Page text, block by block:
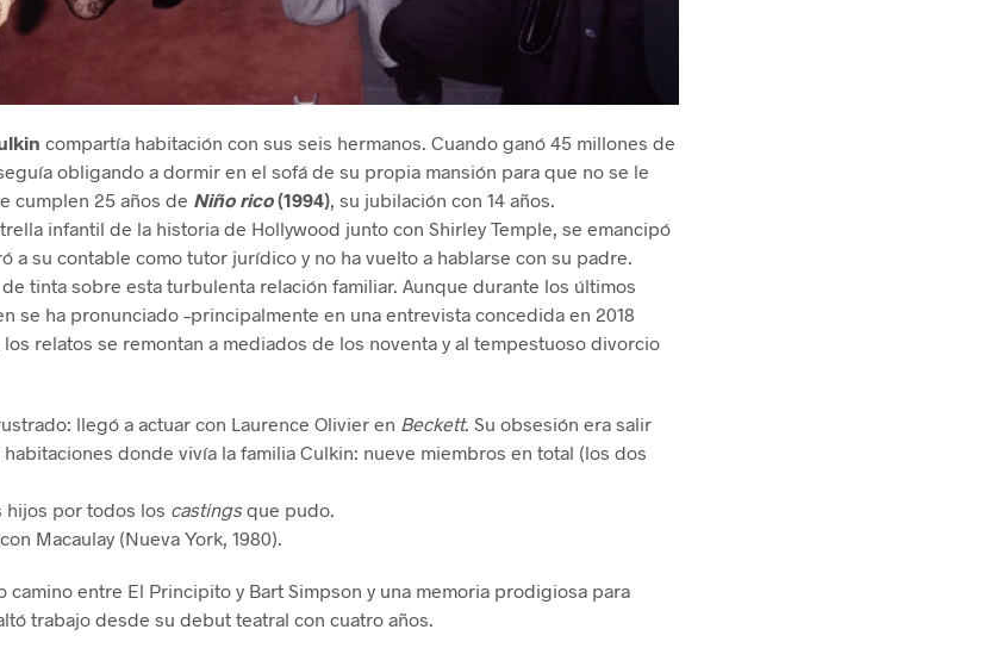
compartía habitación con sus seis hermanos. Cuando ganó 45 millones de
obligando a dormir en el sofá de su propia mansión para que no se le
cumplen 25 años de Niño rico(1994) , su jubilación con 14 años.
infantil de la historia de Hollywood junto con Shirley Temple, se emancipó
a su contable como tutor jurídico y no ha vuelto a hablarse con su padre.
tinta sobre esta turbulenta relación familiar. Aunque durante los últimos
se ha pronunciado –principalmente en una entrevista concedida en 2018
relatos se remontan a mediados de los noventa y al tempestuoso divorcio
llegó a actuar con Laurence Olivier en Beckett. Su obsesión era salir
donde vivía la familia Culkin: nueve miembros en total (los dos
hijos por todos los castings que pudo.
Macaulay (Nueva York, 1980).
camino entre El Principito y Bart Simpson y una memoria prodigiosa para
trabajo desde su debut teatral con cuatro años.